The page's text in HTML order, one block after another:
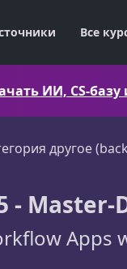
Все
ИИ, CS-
другое
5 -
Apps